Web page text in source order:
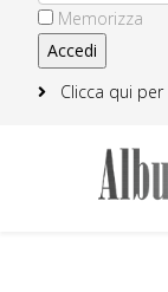
Memorizza
Clicca qui